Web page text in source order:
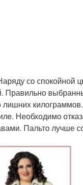
со спокойной
Правильно
лишних
Необходимо
Пальто лучше